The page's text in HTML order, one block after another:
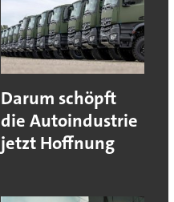
Darum schöpft
die Autoindustrie
jetzt Hoffnung